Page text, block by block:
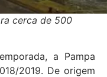
cerca de 500
a Pampa
2019. De origem